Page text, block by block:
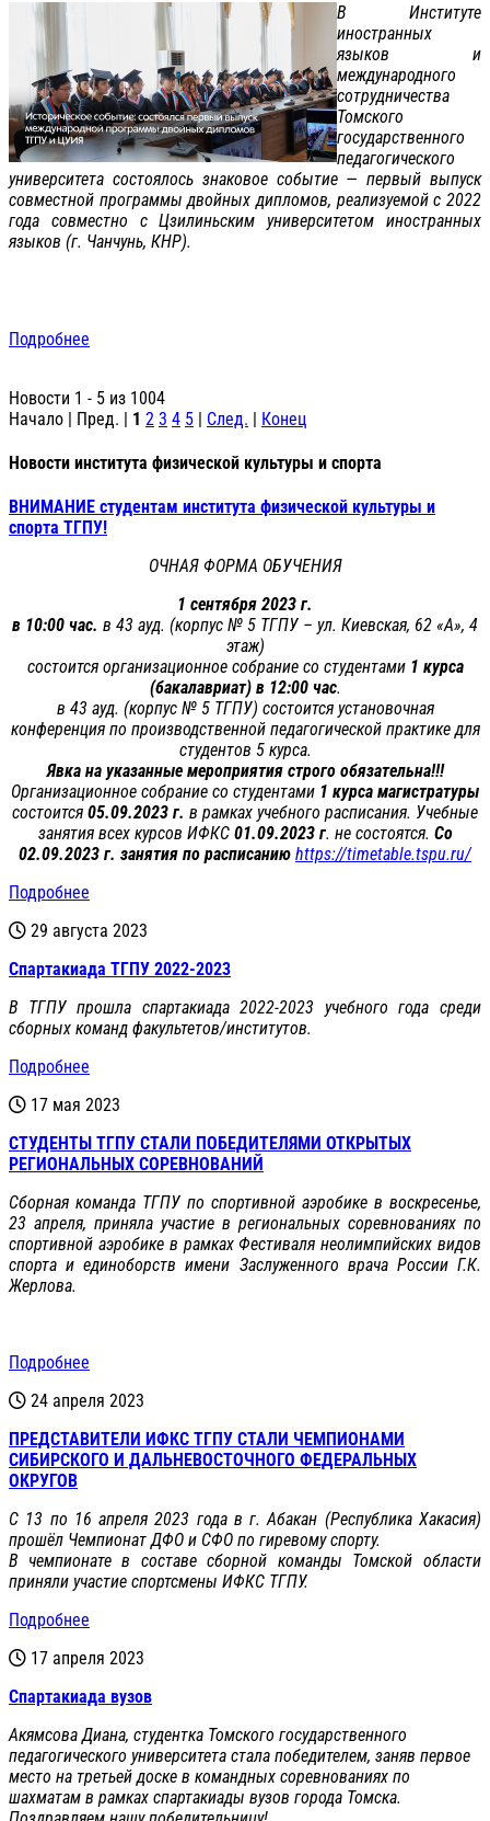
В Институте
иностранных
языков и
международного
сотрудничества
Томского
государственного
педагогического
университета состоялось знаковое событие — первый выпуск
совместной программы двойных дипломов, реализуемой с 2022
года совместно с Цзилиньским университетом иностранных
языков (г. Чанчунь, КНР).
Подробнее
Новости 1 - 5 из 1004
Начало | Пред. | 1 2 3 4 5 | След. | Конец
Новости института физической культуры и спорта
ВНИМАНИЕ студентам института физической культуры и
спорта ТГПУ!
ОЧНАЯ ФОРМА ОБУЧЕНИЯ
1 сентября 2023 г.
в 10:00 час. в 43 ауд. (корпус № 5 ТГПУ – ул. Киевская, 62 «А», 4
этаж)
состоится организационное собрание со студентами 1 курса
(бакалавриат) в 12:00 час.
в 43 ауд. (корпус № 5 ТГПУ) состоится установочная
конференция по производственной педагогической практике для
студентов 5 курса.
Явка на указанные мероприятия строго обязательна!!!
Организационное собрание со студентами 1 курса магистратуры
состоится 05.09.2023 г. в рамках учебного расписания. Учебные
занятия всех курсов ИФКС 01.09.2023 г. не состоятся. Со
02.09.2023 г. занятия по расписанию https://timetable.tspu.ru/
Подробнее
29 августа 2023
Спартакиада ТГПУ 2022-2023
В ТГПУ прошла спартакиада 2022-2023 учебного года среди
сборных команд факультетов/институтов.
Подробнее
17 мая 2023
СТУДЕНТЫ ТГПУ СТАЛИ ПОБЕДИТЕЛЯМИ ОТКРЫТЫХ
РЕГИОНАЛЬНЫХ СОРЕВНОВАНИЙ
Сборная команда ТГПУ по спортивной аэробике в воскресенье,
23 апреля, приняла участие в региональных соревнованиях по
спортивной аэробике в рамках Фестиваля неолимпийских видов
спорта и единоборств имени Заслуженного врача России Г.К.
Жерлова.
Подробнее
24 апреля 2023
ПРЕДСТАВИТЕЛИ ИФКС ТГПУ СТАЛИ ЧЕМПИОНАМИ
СИБИРСКОГО И ДАЛЬНЕВОСТОЧНОГО ФЕДЕРАЛЬНЫХ
ОКРУГОВ
С 13 по 16 апреля 2023 года в г. Абакан (Республика Хакасия)
прошёл Чемпионат ДФО и СФО по гиревому спорту.
В чемпионате в составе сборной команды Томской области
приняли участие спортсмены ИФКС ТГПУ.
Подробнее
17 апреля 2023
Спартакиада вузов
Акямсова Диана, студентка Томского государственного
педагогического университета стала победителем, заняв первое
место на третьей доске в командных соревнованиях по
шахматам в рамках спартакиады вузов города Томска.